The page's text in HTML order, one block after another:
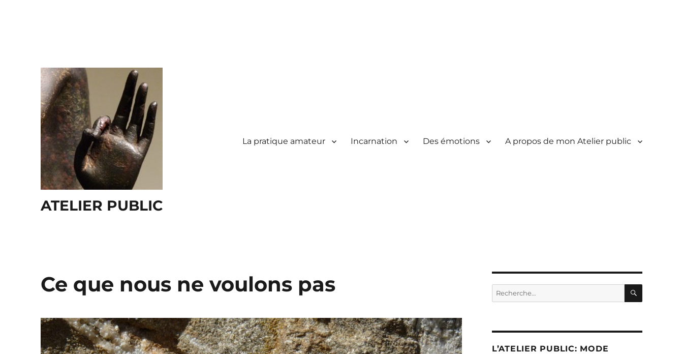
ATELIER PUBLIC
La pratique amateur Incarnation Des émotions A propos de mon Atelier public
Ce que nous ne voulons pas
Recherche
pour :
L’ATELIER PUBLIC: MODE